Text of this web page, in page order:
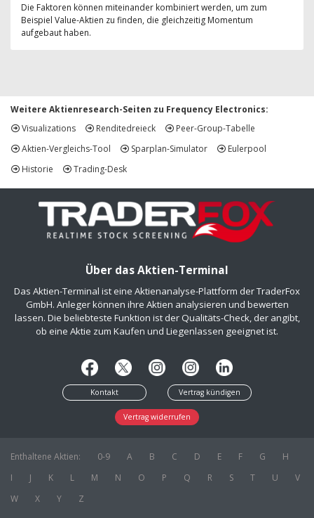
Die Faktoren können miteinander kombiniert werden, um zum
Beispiel Value-Aktien zu finden, die gleichzeitig Momentum
aufgebaut haben.
Weitere Aktienresearch-Seiten zu Frequency Electronics:
Visualizations
Renditedreieck
Peer-Group-Tabelle
Aktien-Vergleichs-Tool
Sparplan-Simulator
Eulerpool
Historie
Trading-Desk
Über das Aktien-Terminal
Das Aktien-Terminal ist eine Aktienanalyse-Plattform der TraderFox
GmbH. Anleger können ihre Aktien analysieren und bewerten
lassen. Die beliebteste Funktion ist der Qualitäts-Check, der angibt,
ob eine Aktie zum Kaufen und Liegenlassen geeignet ist.
Kontakt Vertrag kündigen
Vertrag widerrufen
Enthaltene Aktien: 0-9 A B C D E F G
H
I
J K L M N O P Q R S T U
V
W
X Y Z